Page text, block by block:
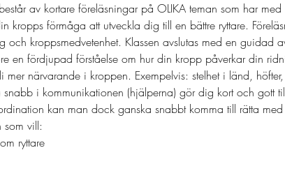
av kortare föreläsningar på OLIKA teman som har
kropps förmåga att utveckla dig till en bättre ryttare.
och kroppsmedvetenhet. Klassen avslutas med en guidad
en fördjupad förståelse om hur din kropp påverkar din
närvarande i kroppen. Exempelvis: stelhet i länd,
i kommunikationen (hjälperna) gör dig kort och gott
kan man dock ganska snabbt komma till rätta
som vill:
ryttare